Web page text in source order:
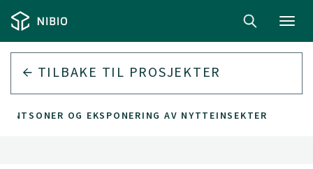
TILBAKE TIL PROSJEKTER
OG EKSPONERING AV NYTTEINSEKTER